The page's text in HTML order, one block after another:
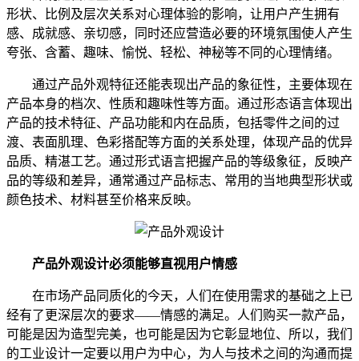
形状、比例及层次关系对心理体验的影响，让用户产生拥有
感、成就感、亲切感，同时还应营造必要的环境氛围使人产生
夸张、含蓄、趣味、愉悦、轻松、神秘等不同的心理情绪。
通过产品外观特征还能表现出产品的象征性，主要体现在
产品本身的档次、性质和趣味性等方面。通过形态语言体现出
产品的技术特征、产品功能和内在品质，包括零件之间的过
渡、表面肌理、色彩搭配等方面的关系处理，体现产品的优异
品质、精湛工艺。通过形式语言把握产品的等级象征，反映产
品的等级和差异，通常通过产品标志、常用的当地典型形状或
颜色技术、材料甚至价格来反映。
产品外观设计必须能够直视用户情感
在市场产品同质化的今天，人们在使用需求的基础之上已
经有了更深层次的要求——情感的满足。人们购买一款产品，
可能是因为造型完美，也可能是因为它彰显地位、所以，我们
的工业设计一定要以用户为中心，为人与技术之间的沟通而提